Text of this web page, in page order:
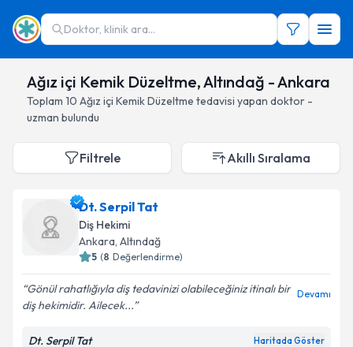
Doktor, klinik ara...
Ağız içi Kemik Düzeltme, Altındağ - Ankara
Toplam 10 Ağız içi Kemik Düzeltme tedavisi yapan doktor -
uzman bulundu
Filtrele Akıllı Sıralama
Dt. Serpil Tat
Diş Hekimi
Ankara, Altındağ
5 (8 Değerlendirme)
Gönül rahatlığıyla diş tedavinizi olabileceğiniz itinalı bir
diş hekimidir. Ailecek...
Devamı
Dt. Serpil Tat Haritada Göster